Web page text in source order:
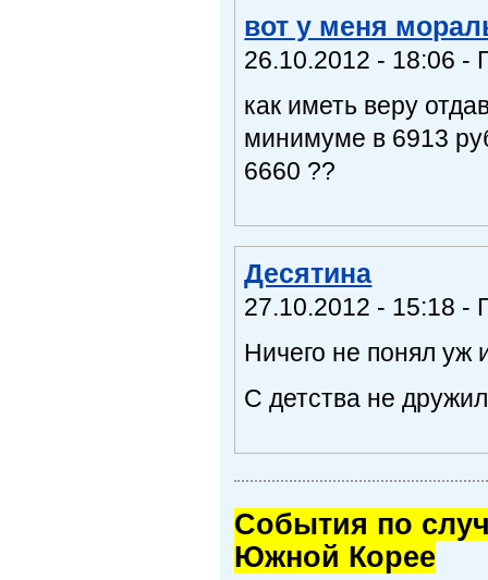
вот у меня
26.10.2012 - 18:06 -
как иметь веру
минимуме в 6913
6660 ??
Десятина
27.10.2012 - 15:18 -
Ничего не понял уж
С детства не
Cобытия по
Южной Корее